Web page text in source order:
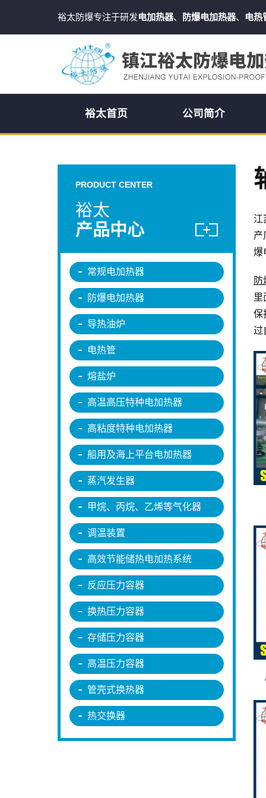
裕太防爆专注于研发电加热器、 防爆电加热器、 电热
裕太首页 公司简介
江
产
爆
里
保
过
PRODUCT CENTER
裕太
产品中心
常规电加热器
防爆电加热器
导热油炉
电热管
熔盐炉
高温高压特种电加热器
高粘度特种电加热器
船用及海上平台电加热器
蒸汽发生器
甲烷、丙烷、乙烯等气化器
调温装置
高效节能储热电加热系统
反应压力容器
换热压力容器
存储压力容器
高温压力容器
管壳式换热器
热交换器